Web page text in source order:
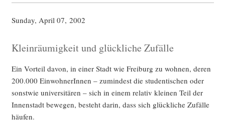
Sun­day, April 07, 2002
Kleinräumigkeit und glückliche Zufälle
Ein Vor­teil davon, in einer Stadt wie Frei­burg zu woh­nen, deren
200.000 Ein­woh­ne­rIn­nen – zumin­dest die stu­den­ti­schen oder
sonst­wie uni­ver­si­tä­ren – sich in einem rela­tiv klei­nen Teil der
Innen­stadt bewe­gen, besteht dar­in, dass sich glück­li­che Zufäl­le
häufen.